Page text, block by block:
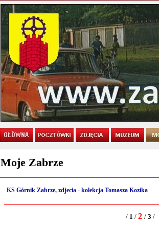
Moje Zabrze
KS Górnik Zabrze, zdjecia - kolekcja Tomasza Kozika
/ 1 / 2 / 3 /